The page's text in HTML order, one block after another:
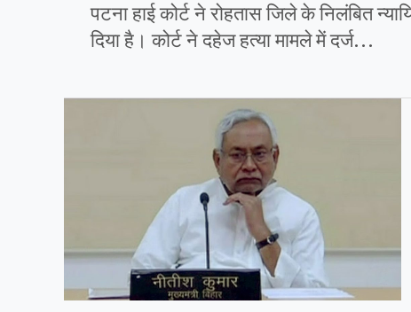
पटना हाई कोर्ट ने रोहतास जिले के निलंबित
दिया है। कोर्ट ने दहेज हत्या मामले में दर्ज...